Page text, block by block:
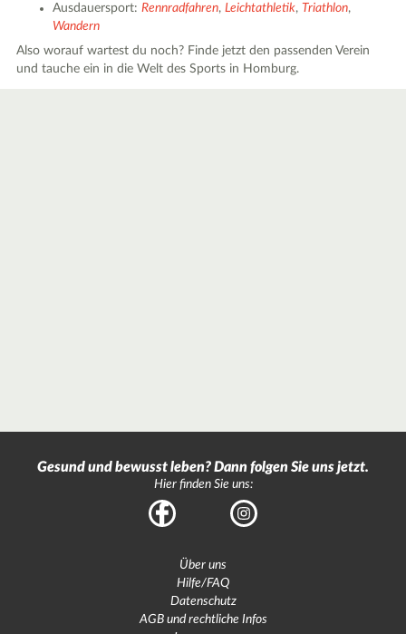
Ausdauersport:Rennradfahren,Leichtathletik,Triathlon,
Wandern
Also worauf wartest du noch? Finde jetzt den passenden Verein
und tauche ein in die Welt des Sports in Homburg.
Gesund und bewusst leben? Dann folgen Sie uns jetzt.
Hier finden Sie uns:
Facebook Instagram
Über uns
Hilfe/FAQ
Datenschutz
AGB und rechtliche Infos